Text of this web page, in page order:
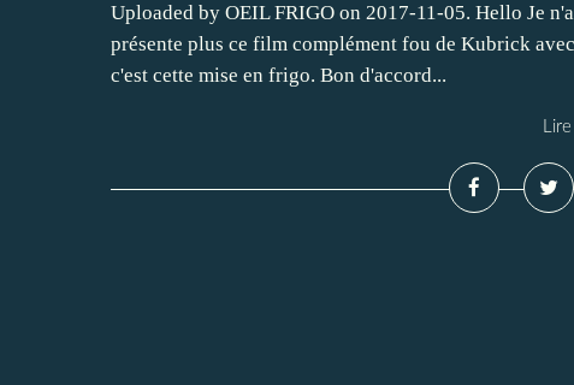
Uploaded by OEIL FRIGO on 2017-11-05. Hello Je
présente plus ce film complément fou de Kubrick
c'est cette mise en frigo. Bon d'accord...